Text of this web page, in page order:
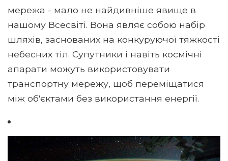
мережа - мало не найдивніше явище в
нашому Всесвіті. Вона являє собою набір
шляхів, заснованих на конкуруючої тяжкості
небесних тіл. Супутники і навіть космічні
апарати можуть використовувати
транспортну мережу, щоб переміщатися
між об'єктами без використання енергії.